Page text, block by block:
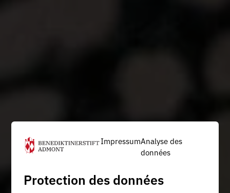
ImpressumAnalyse des
données
Protection des données